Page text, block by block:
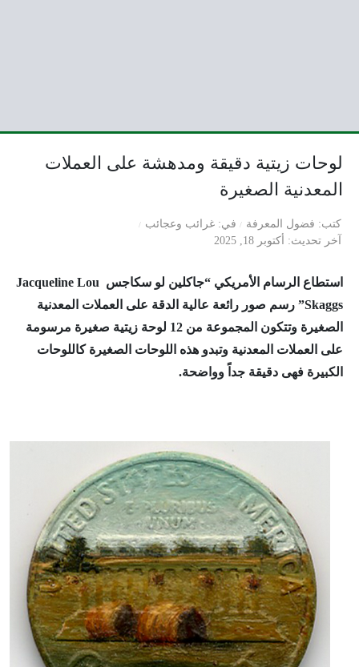
لوحات زيتية دقيقة ومدهشة على العملات
المعدنية الصغيرة
كتب فضول المعرفة في غرائب وعجائب
آخر تحديث
أكتوبر 18, 2025
استطاع الرسام الأمريكي “جاكلين لو سكاجس Jacqueline Lou
Skaggs” رسم صور رائعة عالية الدقة على العملات المعدنية
الصغيرة وتتكون المجموعة من 12 لوحة زيتية صغيرة مرسومة
على العملات المعدنية وتبدو هذه اللوحات الصغيرة كاللوحات
الكبيرة فهى دقيقة جداً وواضحة.